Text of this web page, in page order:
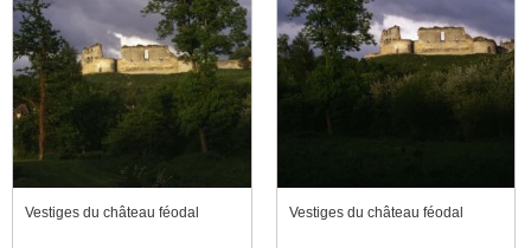
Vestiges du château féodal Vestiges du château féodal